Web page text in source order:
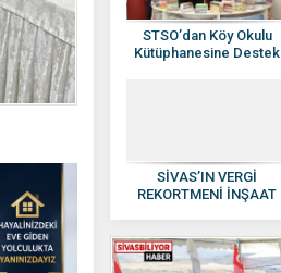
STSO’dan Köy Okulu
Kütüphanesine Destek
SİVAS’IN VERGİ
REKORTMENİ İNŞAAT
ADI OLDU